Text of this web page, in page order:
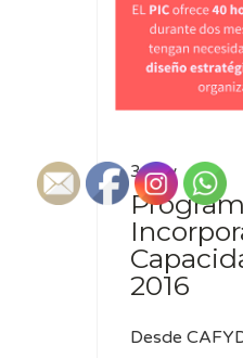
3 Nov
2016
Desde